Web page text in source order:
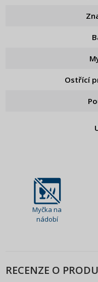
Ostřící
Myčka na
nádobí
RECENZE O